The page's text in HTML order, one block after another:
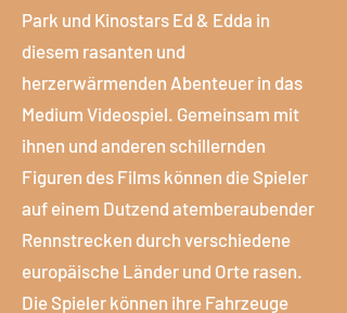
Park und Kinostars Ed & Edda in
diesem rasanten und
herzerwärmenden Abenteuer in das
Medium Videospiel. Gemeinsam mit
ihnen und anderen schillernden
Figuren des Films können die Spieler
auf einem Dutzend atemberaubender
Rennstrecken durch verschiedene
europäische Länder und Orte rasen.
Die Spieler können ihre Fahrzeuge